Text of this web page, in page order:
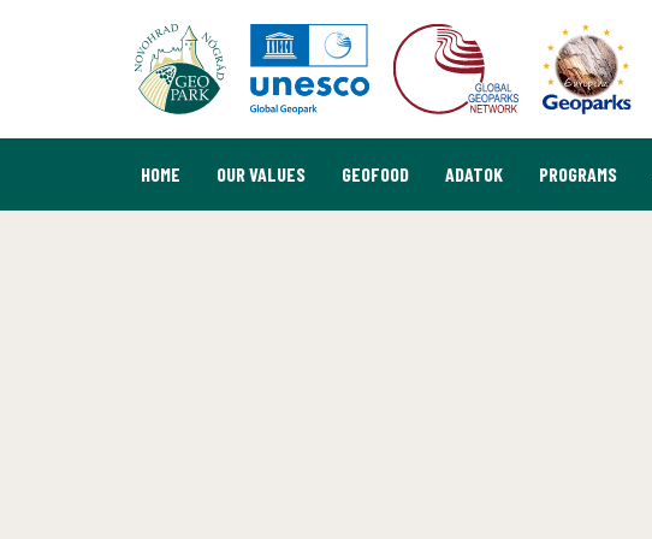
HOME OUR VALUES GEOFOOD ADATOK PROGRAMS